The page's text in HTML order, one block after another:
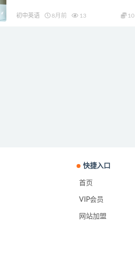
初中英语 8月前 13 10
快捷入口
首页
VIP会员
网站加盟